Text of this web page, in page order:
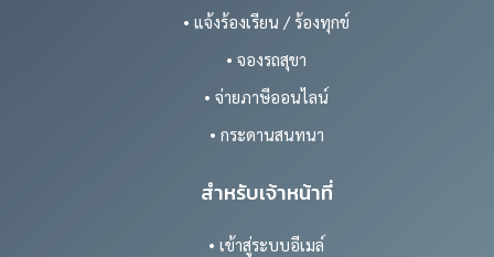
• แจ้งร้องเรียน / ร้องทุกข์
• จองรถสุขา
• จ่ายภาษีออนไลน์
• กระดานสนทนา
สำหรับเจ้าหน้าที่
• เข้าสู่ระบบอีเมล์